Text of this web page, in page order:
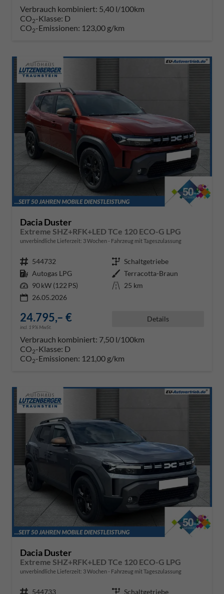
Verbrauch kombiniert: 5,40 l/100km
CO2-Klasse: D
CO2-Emissionen: 123,00 g/km
Dacia Duster
Extreme SHZ+RFK+LED TCe 120 ECO-G LPG
unverbindliche Lieferzeit: 3 Wochen Fahrzeug mit Tageszulassung
Fahrzeugnr. 544732 Getriebe Schaltgetriebe
Kraftstoff Autogas LPG Außenfarbe Terracotta-Braun
Leistung 90 kW (122 PS) Kilometerstand 25 km
26.05.2026
24.795,– €
incl. 19% MwSt.
Details
Verbrauch kombiniert: 7,50 l/100km
CO2-Klasse: D
CO2-Emissionen: 121,00 g/km
Dacia Duster
Extreme SHZ+RFK+LED TCe 120 ECO-G LPG
unverbindliche Lieferzeit: 3 Wochen Fahrzeug mit Tageszulassung
Fahrzeugnr. 544733 Getriebe Schaltgetriebe